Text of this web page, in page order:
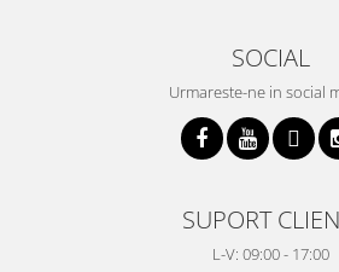
SOCIAL
Urmareste-ne in social
SUPORT
L-V: 09:00 - 17:00